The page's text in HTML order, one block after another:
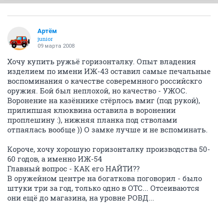
Артём
juniоr
09 марта 2008
Хочу купить ружьё горизонталку. Опыт владения
изделием по имени ИЖ-43 оставил самые печальные
воспоминания о качестве соверемнного российскго
оружия. Бой был неплохой, но качество - УЖОС.
Воронение на казённике стёрлось вмиг (под рукой),
прилипшая клюквина оставила в воронении
проплешину :), нижняя планка под стволами
отпаялась вообще )) О замке лучше и не вспоминать.
Короче, хочу хорошую горизонталку производства 50-
60 годов, а именно ИЖ-54
Главный вопрос - КАК его НАЙТИ??
В оружейном центре на богаткова поговорил - было
штуки три за год, только одно в ОТС... Отсеиваются
они ещё до магазина, на уровне РОВД...